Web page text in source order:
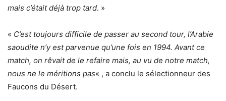
mais c’était déjà trop tard. »
« C’est toujours difficile de passer au second tour, l’Arabie
saoudite n’y est parvenue qu’une fois en 1994. Avant ce
match, on rêvait de le refaire mais, au vu de notre match,
nous ne le méritions pas« , a conclu le sélectionneur des
Faucons du Désert.